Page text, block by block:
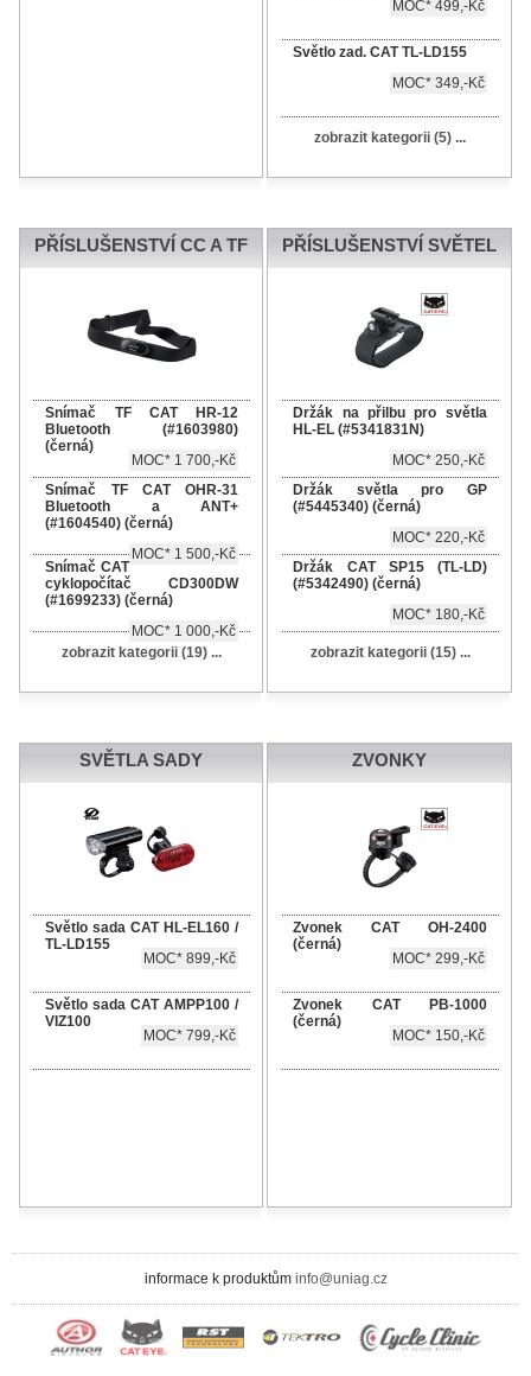
MOC* 499,-Kč
Světlo zad. CAT TL-LD155
MOC* 349,-Kč
zobrazit kategorii (5) ...
PŘÍSLUŠENSTVÍ CC A TF
Snímač TF CAT HR-12
Bluetooth (#1603980)
(černá)
MOC* 1 700,-Kč
Snímač TF CAT OHR-31
Bluetooth a ANT+
(#1604540) (černá)
MOC* 1 500,-Kč
Snímač CAT
cyklopočítač CD300DW
(#1699233) (černá)
MOC* 1 000,-Kč
zobrazit kategorii (19) ...
PŘÍSLUŠENSTVÍ SVĚTEL
Držák na přilbu pro světla
HL-EL (#5341831N)
MOC* 250,-Kč
Držák světla pro GP
(#5445340) (černá)
MOC* 220,-Kč
Držák CAT SP15 (TL-LD)
(#5342490) (černá)
MOC* 180,-Kč
zobrazit kategorii (15) ...
SVĚTLA SADY
Světlo sada CAT HL-EL160 /
TL-LD155
MOC* 899,-Kč
Světlo sada CAT AMPP100 /
VIZ100
MOC* 799,-Kč
ZVONKY
Zvonek CAT OH-2400
(černá)
MOC* 299,-Kč
Zvonek CAT PB-1000
(černá)
MOC* 150,-Kč
informace k produktům info@uniag.cz